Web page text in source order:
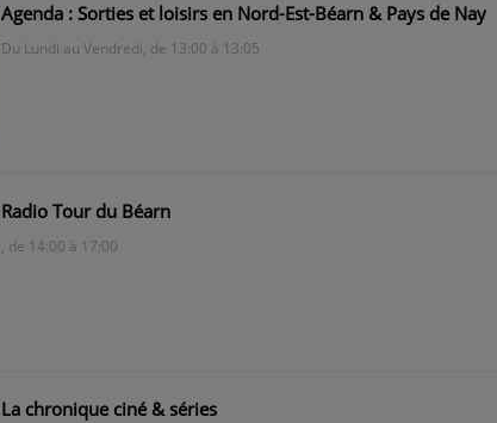
Agenda : Sorties et loisirs en Nord-Est-Béarn & Pays de Nay
Du Lundi au Vendredi, de 13:00 à 13:05
Radio Tour du Béarn
, de 14:00 à 17:00
La chronique ciné & séries